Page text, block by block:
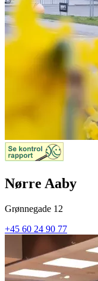
Nørre Aaby
Grønnegade 12
+45 60 24 90 77